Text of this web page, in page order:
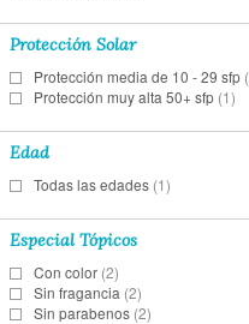
Protección Solar
Protección media de 10 - 29 sfp
Protección muy alta 50+ sfp (1)
Edad
Todas las edades (1)
Especial Tópicos
Con color (2)
Sin fragancia (2)
Sin parabenos (2)